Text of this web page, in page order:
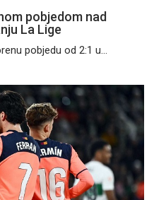
pobjedom nad
La Lige
pobjedu od 2:1 u...